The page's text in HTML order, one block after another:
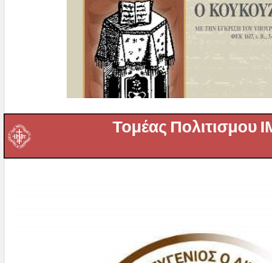
Τομέας Πολιτισμου